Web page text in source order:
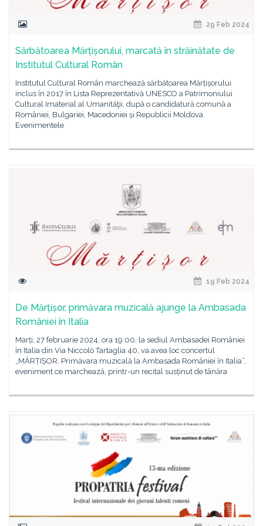
29 Feb 2024
Sărbătoarea Mărțișorului, marcată în străinătate de
Institutul Cultural Român
Institutul Cultural Român marchează sărbătoarea Mărțișorului
inclus în 2017 în Lista Reprezentativă UNESCO a Patrimoniului
Cultural Imaterial al Umanităţii, după o candidatură comună a
României, Bulgariei, Macedoniei și Republicii Moldova.
Evenimentele
19 Feb 2024
De Mărțișor, primăvara muzicală ajunge la Ambasada
României în Italia
Marți, 27 februarie 2024, ora 19:00, la sediul Ambasadei României
în Italia din Via Niccolò Tartaglia 40, va avea loc concertul
„MĂRȚIȘOR. Primăvara muzicală la Ambasada României în Italia”,
eveniment ce marchează, printr-un recital susținut de tânăra